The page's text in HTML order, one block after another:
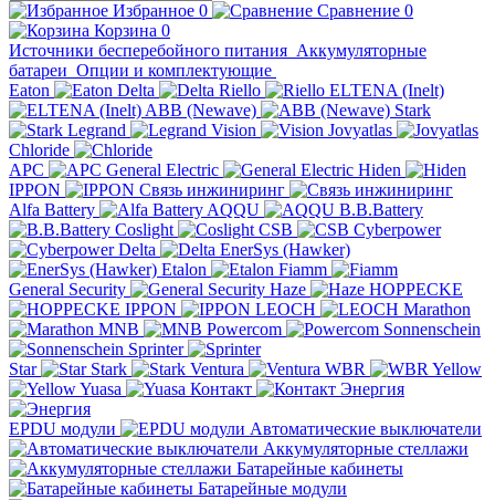
Избранное 0 Сравнение 0
Корзина 0
Источники бесперебойного питания Аккумуляторные
батареи Опции и комплектующие
Eaton
Delta Riello
ELTENA (Inelt)
ABB (Newave)
Stark
Legrand
Vision
Jovyatlas
Chloride
APC
General Electric
Hiden
IPPON
Связь инжиниринг
Alfa Battery
AQQU
B.B.Battery
Coslight
CSB
Cyberpower
Delta
EnerSys (Hawker)
Etalon
Fiamm
General Security
Haze
HOPPECKE
IPPON
LEOCH
Marathon
MNB
Powercom
Sonnenschein
Sprinter
Star
Stark Ventura WBR
Yellow
Yuasa
Контакт Энергия
EPDU модули
Автоматические выключатели
Аккумуляторные стеллажи
Батарейные кабинеты
Батарейные модули